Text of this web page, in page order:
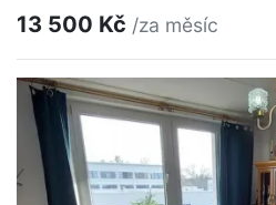
13 500 Kč /za měsíc